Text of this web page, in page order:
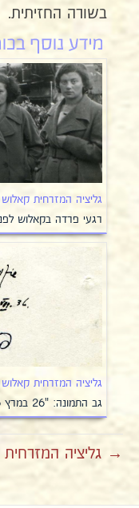
בשורה החזיתית.
גליציה המזרחית קאלוש 9
רגעי פרדה בקאלוש
גליציה המזרחית קאלוש 9א
גב התמונה: "26 במרץ 1936, פרידה על יד…
→ גליציה המזרחית